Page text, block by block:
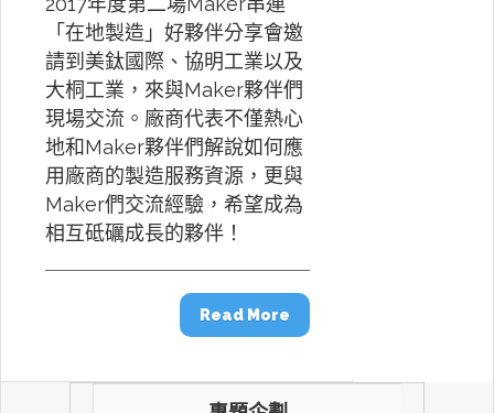
「在地製造」好夥伴分享會邀
請到美鈦國際、協明工業以及
大桐工業，來與Maker夥伴們
現場交流。廠商代表不僅熱心
地和Maker夥伴們解說如何應
用廠商的製造服務資源，更與
Maker們交流經驗，希望成為
相互砥礪成長的夥伴！
Read More